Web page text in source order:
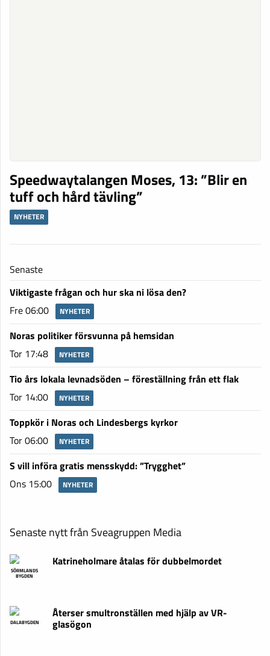
Speedwaytalangen Moses, 13: ”Blir en
tuff och hård tävling”
NYHETER
Senaste
Viktigaste frågan och hur ska ni lösa den?
Fre 06:00
NYHETER
Noras politiker försvunna på hemsidan
Tor 17:48
NYHETER
Tio års lokala levnadsöden – föreställning från ett flak
Tor 14:00
NYHETER
Toppkör i Noras och Lindesbergs kyrkor
Tor 06:00
NYHETER
S vill införa gratis mensskydd: ”Trygghet”
Ons 15:00
NYHETER
Senaste nytt från Sveagruppen Media
SÖRMLANDS
BYGDEN
Katrineholmare åtalas för dubbelmordet
DALABYGDEN
Återser smultronställen med hjälp av VR-
glasögon